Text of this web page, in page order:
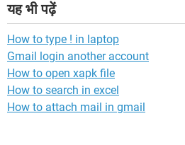
यह भी पढ़ें
How to type ! in laptop
Gmail login another account
How to open xapk file
How to search in excel
How to attach mail in gmail